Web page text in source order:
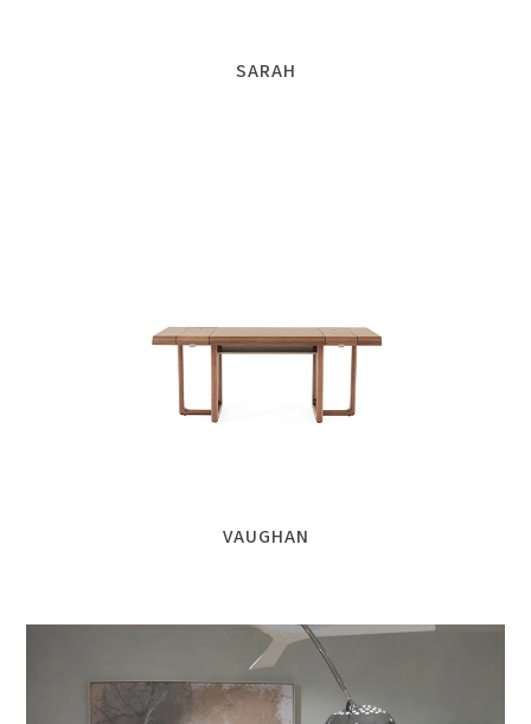
SARAH
VAUGHAN